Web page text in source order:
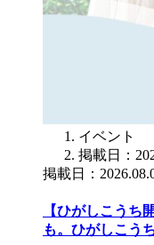
イベント
掲載日：
掲載日：
【ひがしこうち
も。ひがしこう